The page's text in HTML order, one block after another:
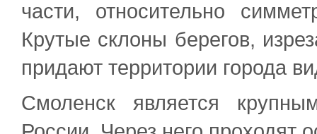
части, относительно
Крутые склоны берегов,
придают территории города
Смоленск является